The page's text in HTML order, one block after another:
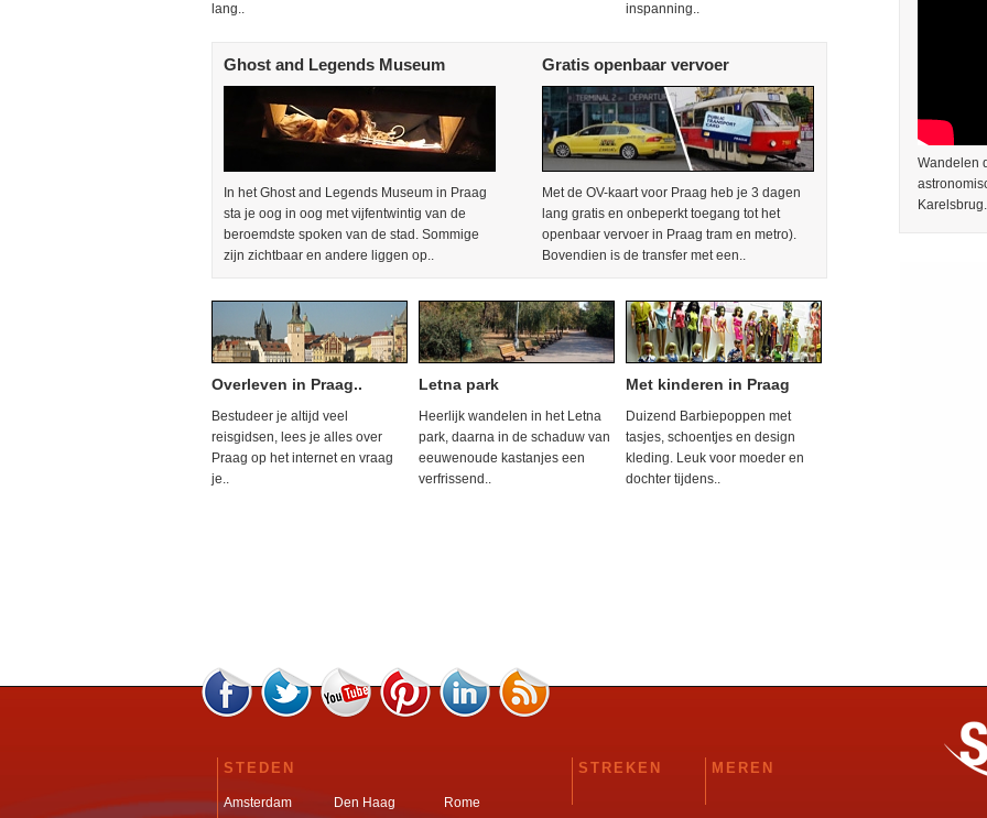
lang..
inspanning..
Ghost and Legends Museum
In het Ghost and Legends Museum in Praag
sta je oog in oog met vijfentwintig van de
beroemdste spoken van de stad. Sommige
zijn zichtbaar en andere liggen op..
Gratis openbaar vervoer
Met de OV-kaart voor Praag heb je 3 dagen
lang gratis en onbeperkt toegang tot het
openbaar vervoer in Praag tram en metro).
Bovendien is de transfer met een..
Overleven in Praag..
Bestudeer je altijd veel
reisgidsen, lees je alles over
Praag op het internet en vraag
je..
Letna park
Heerlijk wandelen in het Letna
park, daarna in de schaduw van
eeuwenoude kastanjes een
verfrissend..
Met kinderen in Praag
Duizend Barbiepoppen met
tasjes, schoentjes en design
kleding. Leuk voor moeder en
dochter tijdens..
Wandelen
Karelsbrug.
STEDEN
Amsterdam
Den Haag
Rome
STREKEN
MEREN